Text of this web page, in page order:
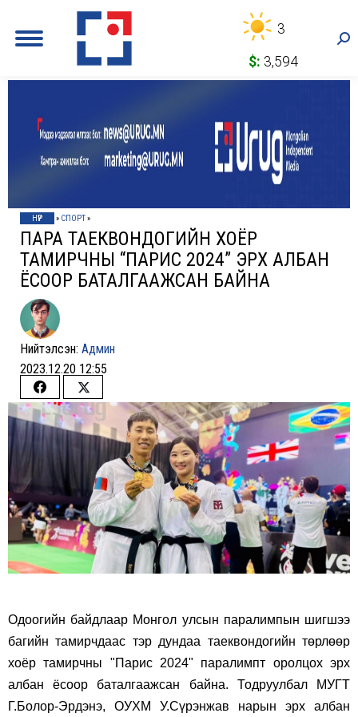
3
$: 3,594
НҮҮР » СПОРТ»
ПАРА ТАЕКВОНДОГИЙН ХОЁР
ТАМИРЧНЫ “ПАРИС 2024” ЭРХ АЛБАН
ЁСООР БАТАЛГААЖСАН БАЙНА
Нийтэлсэн: Админ
2023.12.20 12:55
Share
on
Facebook
Share
on
Twitter
Одоогийн байдлаар Монгол улсын паралимпын шигшээ
багийн тамирчдаас тэр дундаа таеквондогийн төрлөөр
хоёр тамирчны "Парис 2024" паралимпт оролцох эрх
албан ёсоор баталгаажсан байна. Тодруулбал МУГТ
Г.Болор-Эрдэнэ, ОУХМ У.Сүрэнжав нарын эрх албан